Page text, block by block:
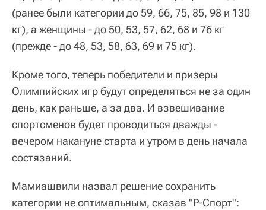
(ранее были категории до 59, 66, 75, 85, 98 и 130
кг), а женщины - до 50, 53, 57, 62, 68 и 76 кг
(прежде - до 48, 53, 58, 63, 69 и 75 кг).
Кроме того, теперь победители и призеры
Олимпийских игр будут определяться не за один
день, как раньше, а за два. И взвешивание
спортсменов будет проводиться дважды -
вечером накануне старта и утром в день начала
состязаний.
Мамиашвили назвал решение сохранить
категории не оптимальным, сказав "Р-Спорт":